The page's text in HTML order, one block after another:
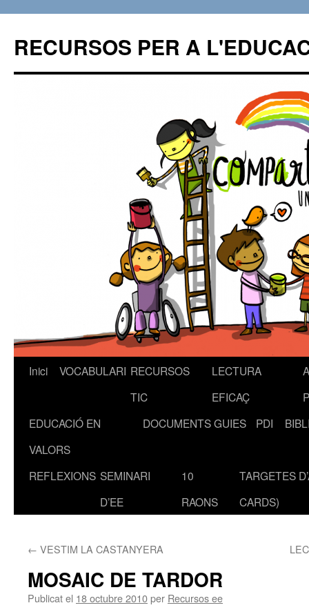
RECURSOS PER A
Vés
contingut
Inici VOCABULARI RECURSOS
TIC
LECTURA
EFICAÇ
EDUCACIÓ EN
VALORS
DOCUMENTSGUIES PDI
REFLEXIONS SEMINARI
D’EE
10
RAONS
TARGETES
CARDS)
← VESTIM LA CASTANYERA
MOSAIC DE TARDOR
Publicat el 18 octubre 2010per Recursos ee